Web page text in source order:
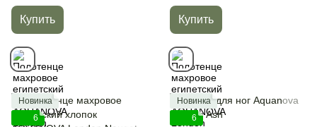
рук
Купить Купить
Новинка
6
Новинка
6